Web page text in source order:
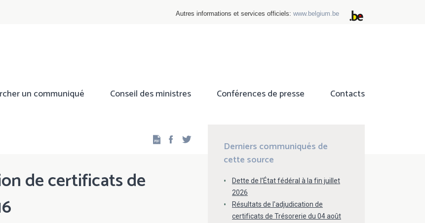
Autres informations et services officiels: www.belgium.be
un communiqué Conseil des ministres Conférences de presse Contacts
Facebook
de certificats de
Derniers communiqués de
cette source
Dette de l’État fédéral à la fin juillet
2026
Résultats de l'adjudication de
certificats de Trésorerie du 04 août